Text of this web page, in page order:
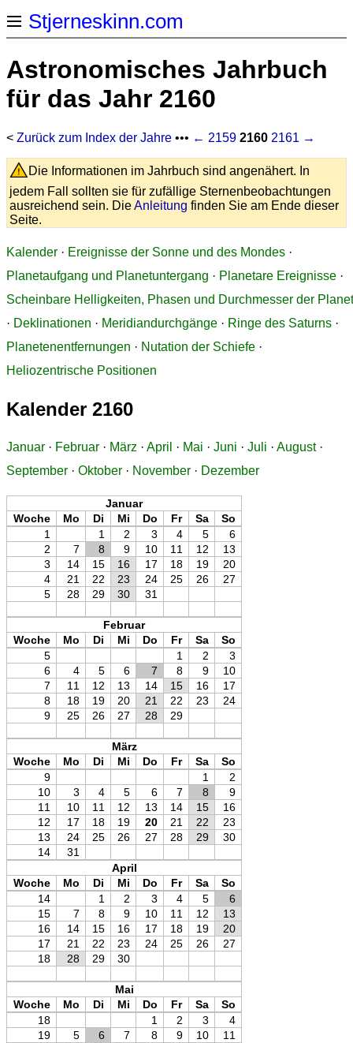
Stjerneskinn.com
Astronomisches Jahrbuch
für das Jahr 2160
< Zurück zum Index der Jahre ••• ← 2159 2160 2161 →
Die Informationen im Jahrbuch sind angenähert. In
jedem Fall sollten sie für zufällige Sternenbeobachtungen
ausreichend sein. DieAnleitung finden Sie am Ende dieser
Seite.
Kalender · Ereignisse der Sonne und des Mondes ·
Planetaufgang und Planetuntergang · Planetare Ereignisse ·
Scheinbare Helligkeiten, Phasen und Durchmesser der
· Deklinationen · Meridiandurchgänge · Ringe des Saturns ·
Planetenentfernungen · Nutation der Schiefe ·
Heliozentrische Positionen
Kalender 2160
Januar · Februar · März · April · Mai · Juni · Juli · August·
September · Oktober · November · Dezember
Januar
Woche
Mo Di Mi Do Fr Sa
So
1
1 2 3 4 5
6
2
7 8 9 10 11 12
13
3
14 15 16 17 18 19
20
4
21 22 23 24 25 26
27
5
28 29 30 31
Februar
Woche
Mo Di Mi Do Fr Sa
So
5
1 2
3
6
4 5 6 7 8 9
10
7
11 12 13 14 15 16
17
8
18 19 20 21 22 23
24
9
25 26 27 28 29
März
Woche
Mo Di Mi Do Fr Sa
So
9
1
2
10
3 4 5 6 7 8
9
11
10 11 12 13 14 15
16
12
17 18 19 20 21 22
23
13
24 25 26 27 28 29
30
14
31
April
Woche
Mo Di Mi Do Fr Sa
So
14
1 2 3 4 5
6
15
7 8 9 10 11 12
13
16
14 15 16 17 18 19
20
17
21 22 23 24 25 26
27
18
28 29 30
Mai
Woche
Mo Di Mi Do Fr Sa
So
18
1 2 3
4
19
5 6 7 8 9 10
11